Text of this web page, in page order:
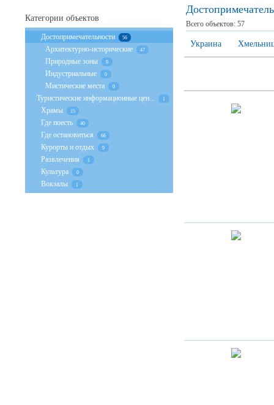
Всего объектов: 57
Украина
Категории объектов
Достопримечательности 56
Архитектурно-исторические 47
Природные зоны 9
Индустриальные 0
Мистические места 0
Туристические информационные цен... 1
Храмы 15
Где поесть 40
Где остановиться 66
Курорты и отдых 9
Развлечения 1
Культура 0
Вокзалы 1